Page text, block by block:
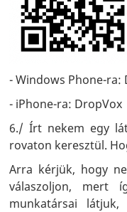
- Windows Phone-ra:
- iPhone-ra: DropVox
6./ Írt nekem egy
rovaton keresztül.
Arra kérjük, hogy
válaszoljon, mert
munkatársai